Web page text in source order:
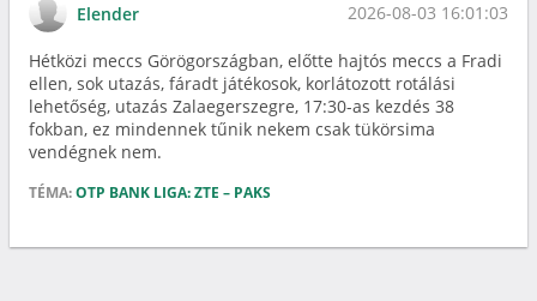
Elender 2026-08-03 16:01:03
Hétközi meccs Görögországban, előtte hajtós meccs a Fradi
ellen, sok utazás, fáradt játékosok, korlátozott rotálási
lehetőség, utazás Zalaegerszegre, 17:30-as kezdés 38
fokban, ez mindennek tűnik nekem csak tükörsima
vendégnek nem.
TÉMA:OTP BANK LIGA: ZTE – PAKS